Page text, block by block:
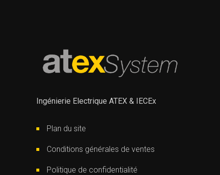
Ingénierie Electrique ATEX & IECEx
Plan du site
Conditions générales de ventes
Politique de confidentialité